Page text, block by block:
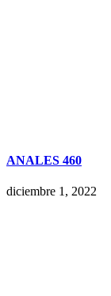
ANALES 460
diciembre 1, 2022